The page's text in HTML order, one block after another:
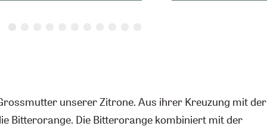
unserer Zitrone. Aus ihrer Kreuzung mit der
Bitterorange. Die Bitterorange kombiniert mit der